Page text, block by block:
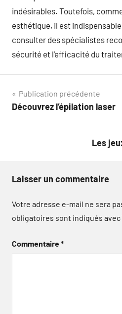
indésirables. Toutefois,
esthétique, il est
consulter des spécialistes
sécurité et l’efficacité du
Navigation
de
Publication précédente
Découvrez l’épilation laser
Les
Laisser un commentaire
Votre adresse e-mail ne sera
obligatoires sont indiqués avec
Commentaire*